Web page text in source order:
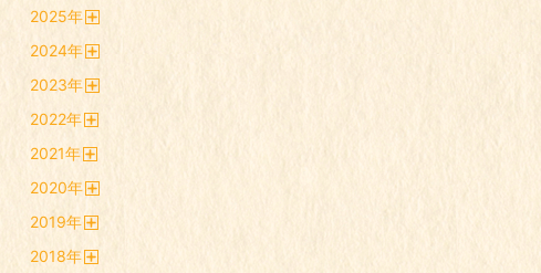
2025年
2024年
2023年
2022年
2021年
2020年
2019年
2018年